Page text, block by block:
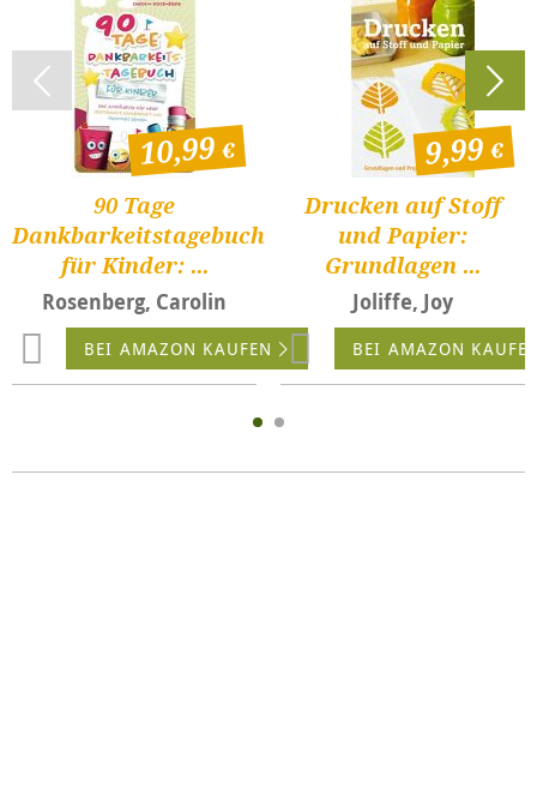
90 Tage
Dankbarkeitstagebuch
für Kinder: ...
Rosenberg, Carolin
10,99
BEI AMAZON KAUFEN
Drucken auf Stoff
und Papier:
Grundlagen ...
Joliffe, Joy
9,99
BEI AMAZON